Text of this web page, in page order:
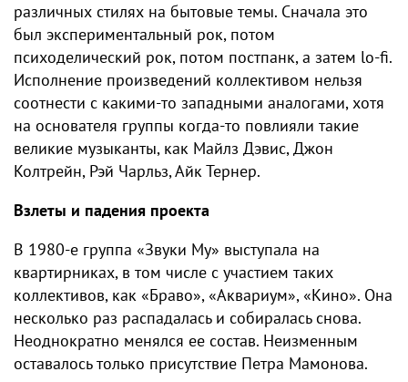
различных стилях на бытовые темы. Сначала это
был экспериментальный рок, потом
психоделический рок, потом постпанк, а затем lo-fi.
Исполнение произведений коллективом нельзя
соотнести с какими-то западными аналогами, хотя
на основателя группы когда-то повлияли такие
великие музыканты, как Майлз Дэвис, Джон
Колтрейн, Рэй Чарльз, Айк Тернер.
Взлеты и падения проекта
В 1980-е группа «Звуки Му» выступала на
квартирниках, в том числе с участием таких
коллективов, как «Браво», «Аквариум», «Кино». Она
несколько раз распадалась и собиралась снова.
Неоднократно менялся ее состав. Неизменным
оставалось только присутствие Петра Мамонова.